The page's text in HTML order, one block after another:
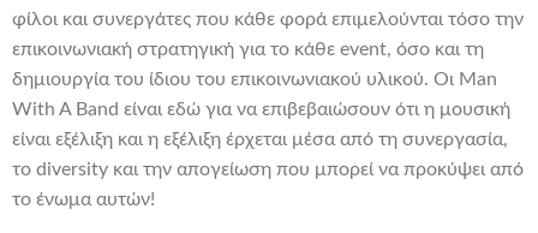
φίλοι και συνεργάτες που κάθε φορά επιμελούνται τόσο την
επικοινωνιακή στρατηγική για το κάθε event, όσο και τη
δημιουργία του ίδιου του επικοινωνιακού υλικού. Οι Man
With A Band είναι εδώ για να επιβεβαιώσουν ότι η μουσική
είναι εξέλιξη και η εξέλιξη έρχεται μέσα από τη συνεργασία,
το diversity και την απογείωση που μπορεί να προκύψει από
το ένωμα αυτών!